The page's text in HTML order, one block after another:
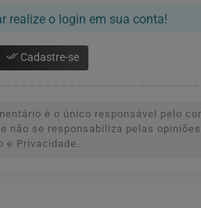
realize o login em sua conta!
Cadastre-se
é o único responsável pelo
não se responsabiliza pelas
e Privacidade.